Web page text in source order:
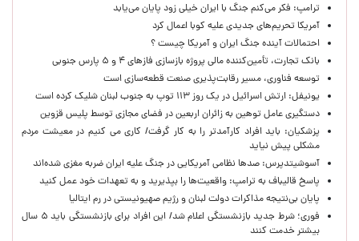
ترامپ: فکر می‌کنم جنگ با ایران خیلی زود پایان می‌یابد
آمریکا تحریم‌های جدیدی علیه کوبا اعمال کرد
احتمالات آینده جنگ ایران و آمریکا چیست ؟
بانک تجارت، تأمین‌کننده مالی پروژه بازسازی فازهای ۴ و ۵ پارس جنوبی
توسعه فناوری، مسیر رقابت‌پذیری صنعت قطعه‌سازی است
یونیفل: ارتش اسرائیل در یک روز ۱۱۳ توپ به جنوب لبنان شلیک کرده است
دستگیری عامل توهین به زائران اربعین در فضای مجازی توسط پلیس قزوین
پزشکیان: باید افراد کارآمدتر را به کار گرفت/ کاری می کنیم در معیشت مردم
مشکلی پیش نیاید
آسوشیتدپرس: صدها نظامی آمریکایی در جنگ علیه ایران ضربه مغزی شده‌اند
پاسخ قالیباف به ترامپ: واقعیت‌ها را بپذیرید و به تعهدات خود عمل کنید
پایان بی‌نتیجه مذاکرات دولت لبنان و رژیم صهیونیستی در رم ایتالیا
فوری؛ شرط جدید بازنشستگی اعلام شد/ این افراد برای بازنشستگی باید ۵ سال
بیشتر خدمت کنند